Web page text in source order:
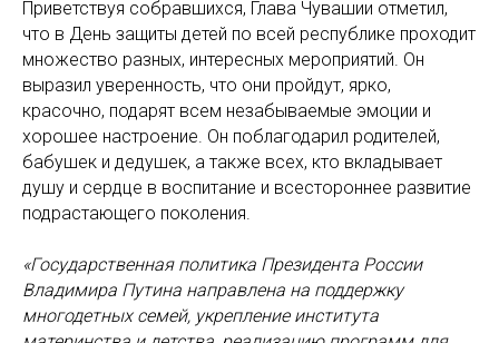
Приветствуя собравшихся, Глава Чувашии отметил,
что в День защиты детей по всей республике проходит
множество разных, интересных мероприятий. Он
выразил уверенность, что они пройдут, ярко,
красочно, подарят всем незабываемые эмоции и
хорошее настроение. Он поблагодарил родителей,
бабушек и дедушек, а также всех, кто вкладывает
душу и сердце в воспитание и всестороннее развитие
подрастающего поколения.
«Государственная политика Президента России
Владимира Путина направлена на поддержку
многодетных семей, укрепление института